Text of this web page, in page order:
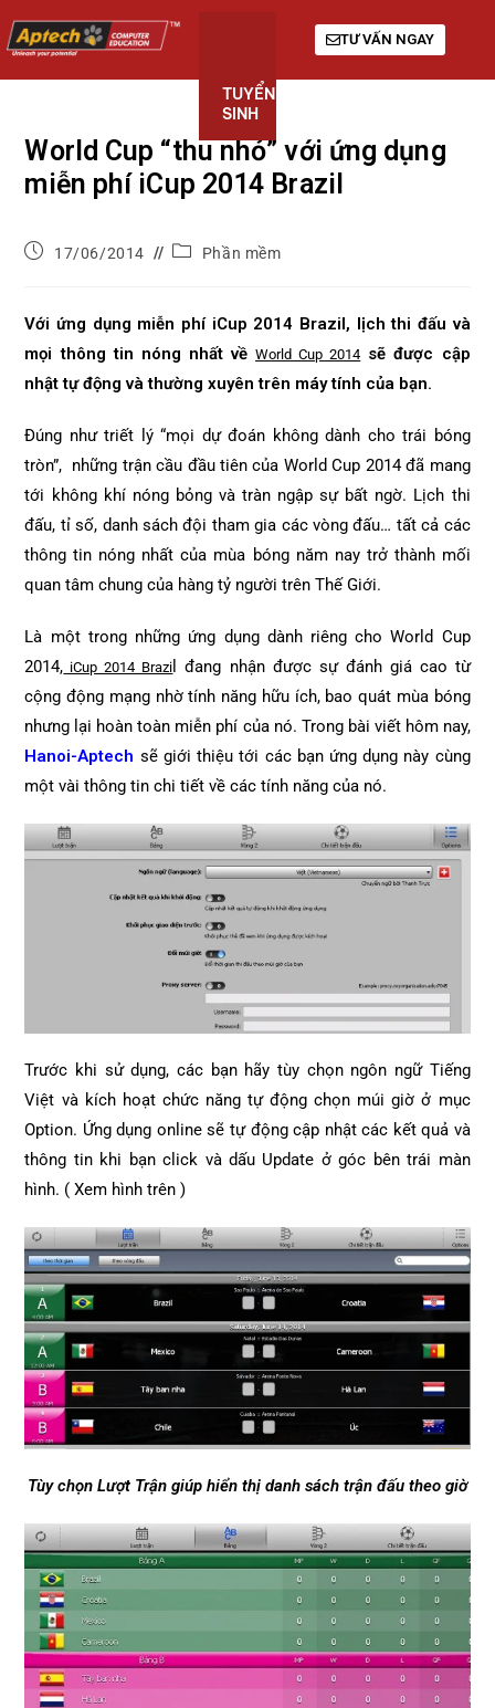
TUYỂN
SINH
TƯ VẤN NGAY
World Cup “thu nhỏ” với ứng dụng
miễn phí iCup 2014 Brazil
17/06/2014 Phần mềm
Với ứng dụng miễn phí iCup 2014 Brazil, lịch thi đấu và
mọi thông tin nóng nhất vềWorld Cup 2014 sẽ được cập
nhật tự động và thường xuyên trên máy tính của bạn.
Đúng như triết lý “mọi dự đoán không dành cho trái bóng
tròn”, những trận cầu đầu tiên của World Cup 2014 đã mang
tới không khí nóng bỏng và tràn ngập sự bất ngờ. Lịch thi
đấu, tỉ số, danh sách đội tham gia các vòng đấu… tất cả các
thông tin nóng nhất của mùa bóng năm nay trở thành mối
quan tâm chung của hàng tỷ người trên Thế Giới.
Là một trong những ứng dụng dành riêng cho World Cup
2014, iCup 2014 Brazi
l đang nhận được sự đánh giá cao từ
cộng động mạng nhờ tính năng hữu ích, bao quát mùa bóng
nhưng lại hoàn toàn miễn phí của nó. Trong bài viết hôm nay,
Hanoi-Aptech sẽ giới thiệu tới các bạn ứng dụng này cùng
một vài thông tin chi tiết về các tính năng của nó.
Trước khi sử dụng, các bạn hãy tùy chọn ngôn ngữ Tiếng
Việt và kích hoạt chức năng tự động chọn múi giờ ở mục
Option. Ứng dụng online sẽ tự động cập nhật các kết quả và
thông tin khi bạn click và dấu Update ở góc bên trái màn
hình. ( Xem hình trên )
Tùy chọn Lượt Trận giúp hiển thị danh sách trận đấu theo giờ